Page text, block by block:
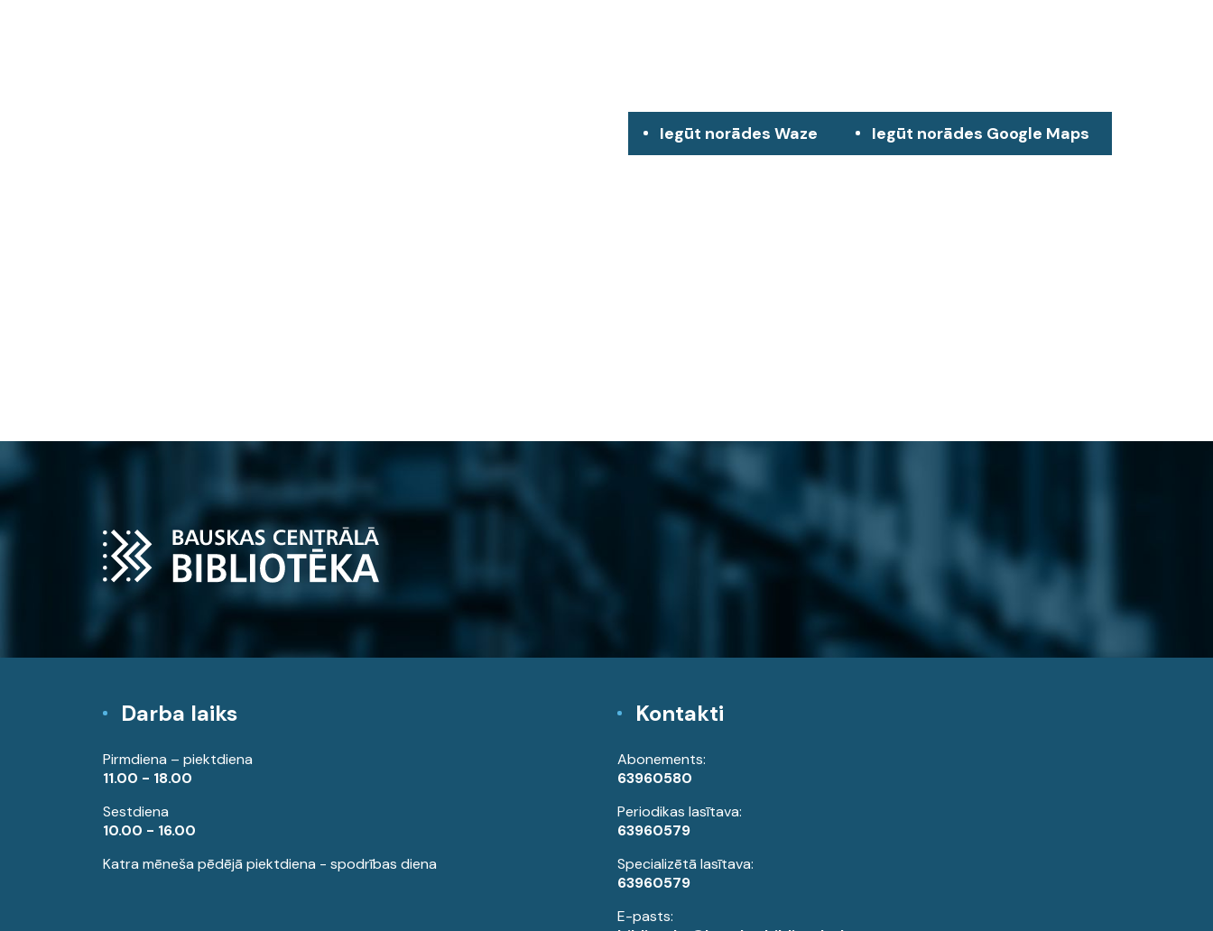
Iegūt norādes Waze Iegūt norādes Google Maps
Darba laiks
Pirmdiena – piektdiena
11.00 - 18.00
Sestdiena
10.00 - 16.00
Katra mēneša pēdējā piektdiena - spodrības diena
Kontakti
Abonements:
63960580
Periodikas lasītava:
63960579
Specializētā lasītava:
63960579
E-pasts: